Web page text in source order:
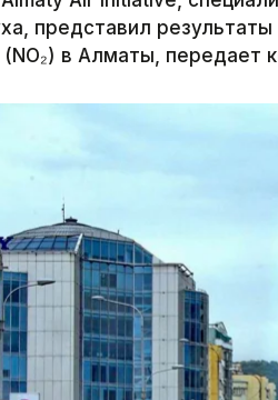
представил
(NO₂) в Алматы, передает